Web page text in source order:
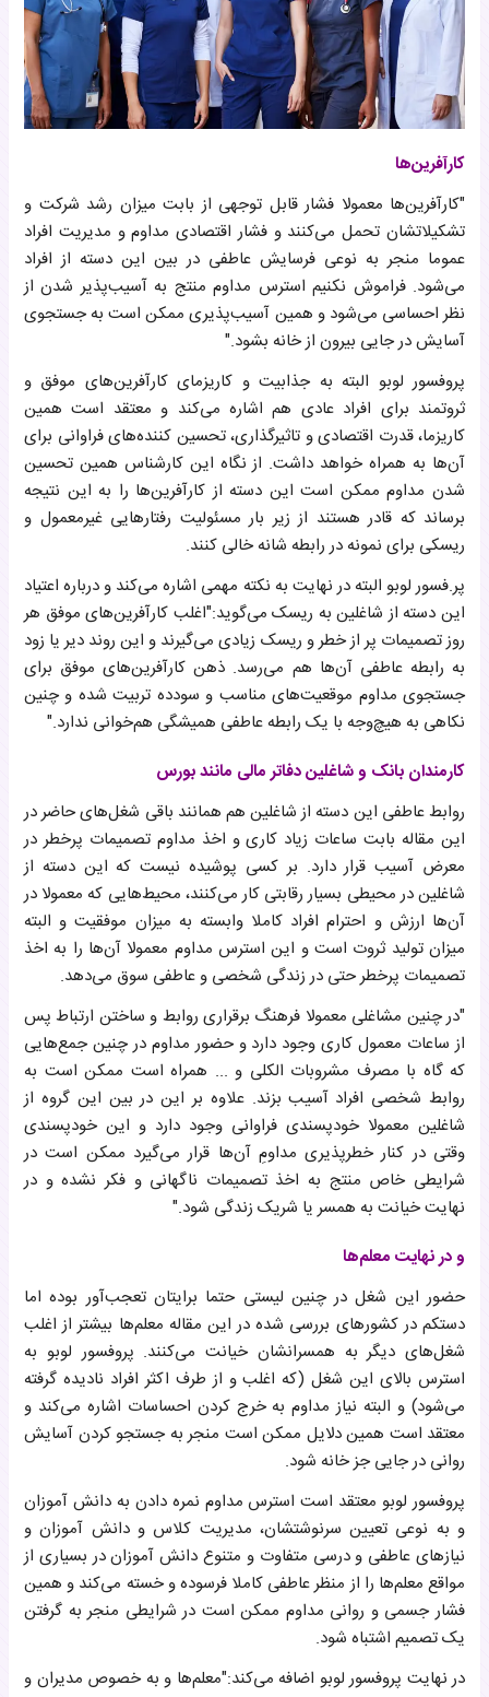
کارآفرین‌ها
"کارآفرین‌ها معمولا فشار قابل توجهی از بابت میزان رشد شرکت‌ و
تشکیلاتشان تحمل می‌کنند و فشار اقتصادی مداوم و مدیریت افراد
عموما منجر به نوعی فرسایش عاطفی در بین این دسته از افراد
می‌شود. فراموش نکنیم استرس مداوم منتج به آسیب‌پذیر شدن از
نظر احساسی می‌شود و همین آسیب‌پذیری ممکن است به جستجوی
آسایش در جایی بیرون از خانه بشود."
پروفسور لوبو البته به جذابیت و کاریزمای کارآفرین‌های موفق و
ثروتمند برای افراد عادی هم اشاره می‌کند و معتقد است همین
کاریزما، قدرت اقتصادی و تاثیرگذاری، تحسین کننده‌های فراوانی برای
آن‌ها به همراه خواهد داشت. از نگاه این کارشناس همین تحسین
شدن مداوم ممکن است این دسته از کارآفرین‌ها را به این نتیجه
برساند که قادر هستند از زیر بار مسئولیت رفتارهایی غیرمعمول و
ریسکی برای نمونه در رابطه شانه خالی کنند.
پر.فسور لوبو البته در نهایت به نکته مهمی اشاره می‌کند و درباره اعتیاد
این دسته از شاغلین به ریسک می‌گوید:"اغلب کارآفرین‌های موفق هر
روز تصمیمات پر از خطر و ریسک زیادی می‌گیرند و این روند دیر یا زود
به رابطه عاطفی آن‌ها هم می‌رسد. ذهن کارآفرین‌های موفق برای
جستجوی مداوم موقعیت‌های مناسب و سودده تربیت شده و چنین
نکاهی به هیچ‌وجه با یک رابطه عاطفی همیشگی هم‌خوانی ندارد."
کارمندان بانک و شاغلین دفاتر مالی مانند بورس
روابط عاطفی این دسته از شاغلین هم همانند باقی شغل‌های حاضر در
این مقاله بابت ساعات زیاد کاری و اخذ مداوم تصمیمات پرخطر در
معرض آسیب قرار دارد. بر کسی پوشیده نیست که این دسته از
شاغلین در محیطی بسیار رقابتی کار می‌کنند، محیط‌هایی که معمولا در
آن‌ها ارزش و احترام افراد کاملا وابسته به میزان موفقیت و البته
میزان تولید ثروت است و این استرس مداوم معمولا آن‌ها را به اخذ
تصمیمات پرخطر حتی در زندگی شخصی و عاطفی سوق می‌دهد.
"در چنین مشاغلی معمولا فرهنگ برقراری روابط و ساختن ارتباط پس
از ساعات معمول کاری وجود دارد و حضور مداوم در چنین جمع‌هایی
که گاه با مصرف مشروبات الکلی و ... همراه است ممکن است به
روابط شخصی افراد آسیب بزند. علاوه بر این در بین این گروه از
شاغلین معمولا خودپسندی فراوانی وجود دارد و این خودپسندی
وقتی در کنار خطرپذیری مداومِ آن‌ها قرار می‌گیرد ممکن است در
شرایطی خاص منتج به اخذ تصمیمات ناگهانی و فکر نشده و در
نهایت خیانت به همسر یا شریک زندگی شود."
و در نهایت معلم‌ها
حضور این شغل در چنین لیستی حتما برایتان تعجب‌آور بوده اما
دستکم در کشورهای بررسی شده در این مقاله معلم‌ها بیشتر از اغلب
شغل‌های دیگر به همسرانشان خیانت می‌کنند. پروفسور لوبو به
استرس بالای این شغل (که اغلب و از طرف اکثر افراد نادیده گرفته
می‌شود) و البته نیاز مداوم به خرج کردن احساسات اشاره می‌کند و
معتقد است همین دلایل ممکن است منجر به جستجو کردن آسایش
روانی در جایی جز خانه شود.
پروفسور لوبو معتقد است استرس مداوم نمره دادن به دانش آموزان
و به نوعی تعیین سرنوشتشان، مدیریت کلاس و دانش آموزان و
نیازهای عاطفی و درسی متفاوت و متنوع دانش آموزان در بسیاری از
مواقع معلم‌ها را از منظر عاطفی کاملا فرسوده و خسته می‌کند و همین
فشار جسمی و روانی مداوم ممکن است در شرایطی منجر به گرفتن
یک تصمیم اشتباه شود.
در نهایت پروفسور لوبو اضافه می‌کند:"معلم‌ها و به خصوص مدیران و